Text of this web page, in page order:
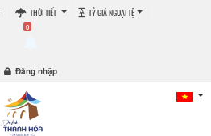
THỜI TIẾT TỶ GIÁ NGOẠI TỆ
0
Đăng nhập